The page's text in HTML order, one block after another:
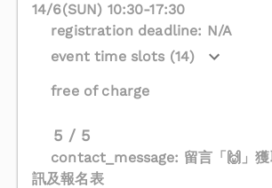
14/6(SUN) 10:30-17:30
registration deadline: N/A
event time slots (14)
free of charge
5 / 5
contact_message: 留言「🙌」獲
訊及報名表